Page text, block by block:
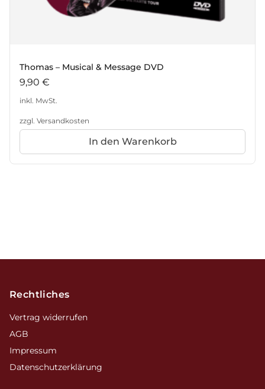
Thomas – Musical & Message DVD
9,90 €
inkl. MwSt.
zzgl. Versandkosten
In den Warenkorb
Rechtliches
Vertrag widerrufen
AGB
Impressum
Datenschutzerklärung